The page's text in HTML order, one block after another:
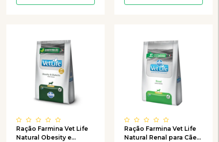
Ração Farmina Vet Life
Natural Obesity e
Ração Farmina Vet Life
Natural Renal para Cães